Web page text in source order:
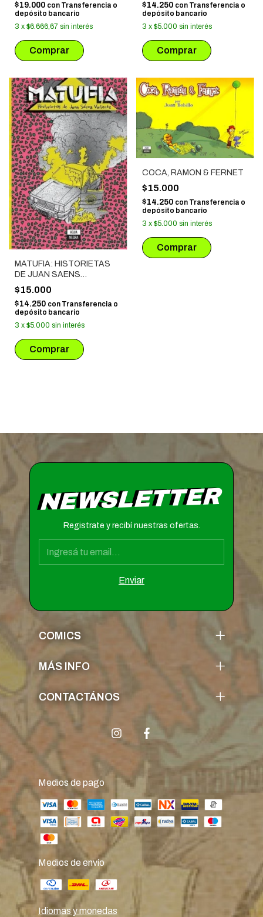
$19.000 con Transferencia o
depósito bancario
3 x $6.666,67 sin interés
$14.250 con Transferencia o
depósito bancario
3 x $5.000 sin interés
MATUFIA: HISTORIETAS
DE JUAN SAENS
VALIENTE
$15.000
$14.250 con Transferencia o
depósito bancario
3 x $5.000 sin interés
COCA, RAMON & FERNET
$15.000
$14.250 con Transferencia o
depósito bancario
3 x $5.000 sin interés
NEWSLETTER
Registrate y recibí nuestras ofertas.
COMICS
MÁS INFO
CONTACTÁNOS
Medios de pago
Medios de envío
Idiomas y monedas